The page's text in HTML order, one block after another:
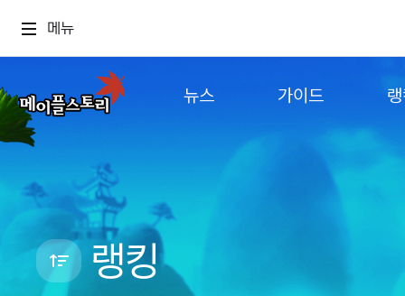
메뉴
뉴스
메이플 알림판
with maple
가이드
랭킹